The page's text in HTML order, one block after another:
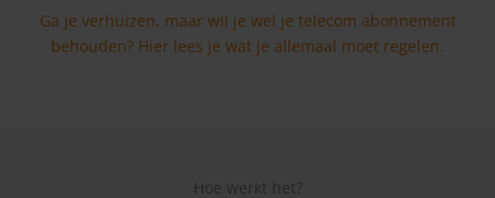
Ga je verhuizen, maar wil je wel je telecom abonnement
behouden? Hier lees je wat je allemaal moet regelen.
Hoe werkt het?